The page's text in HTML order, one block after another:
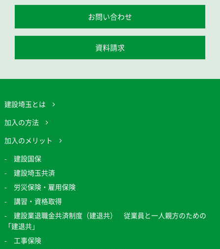
お問い合わせ
資料請求
建設埼玉とは
加入の方法
加入のメリット
建設国保
建設埼玉共済
労災保険・雇用保険
講習・資格取得
建設業退職金共済制度（建退共） 従業員と一人親方のための
「建退共」
工事保険